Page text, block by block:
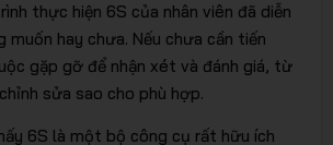
thực hiện 6S của nhân viên đã diễn
muốn hay chưa. Nếu chưa cần tiến
gặp gỡ để nhận xét và đánh giá, từ
sửa sao cho phù hợp.
6S là một bộ công cụ rất hữu ích